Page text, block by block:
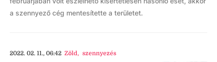
a szennyező cég mentesítette a területet.
2022. 02. 11., 06:42 Zöld, szennyezés